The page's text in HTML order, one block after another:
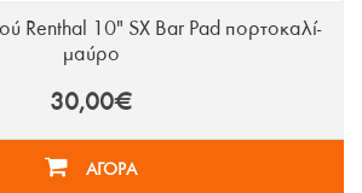
Renthal 10" SX Bar Pad πορτοκαλί-
μαύρο
30,00€
ΑΓΟΡΑ